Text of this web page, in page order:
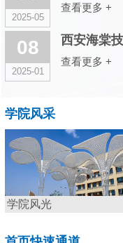
2025-05
查看更多 +
08
2025-01
西安海棠
查看更多 +
学院风采
学院风光